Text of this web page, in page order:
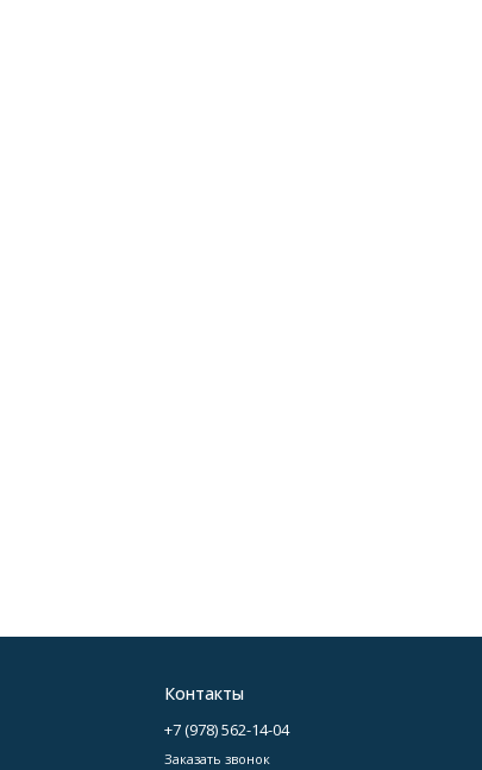
Контакты
+7 (978) 562-14-04
Заказать звонок